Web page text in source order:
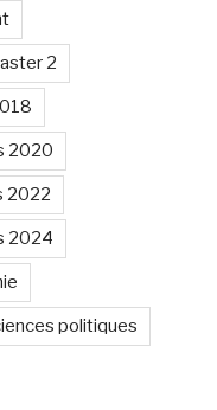
2
2020
2022
2024
politiques